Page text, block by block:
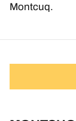
Montcuq.